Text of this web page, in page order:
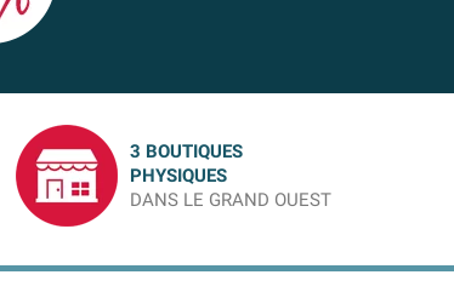
3 BOUTIQUES
PHYSIQUES
DANS LE GRAND OUEST